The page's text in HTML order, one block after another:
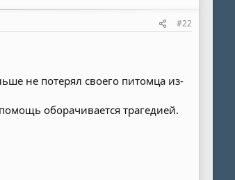
#22
не потерял своего питомца из-
оборачивается трагедией.